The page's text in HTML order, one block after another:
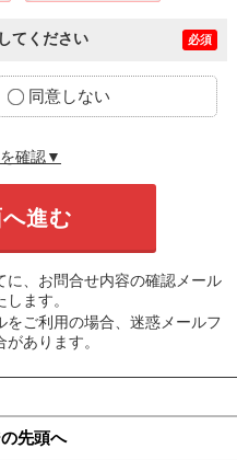
てください 必須
同意しない
確認▼
、お問合せ内容の確認メール
ます。
ご利用の場合、迷惑メールフ
あります。
先頭へ